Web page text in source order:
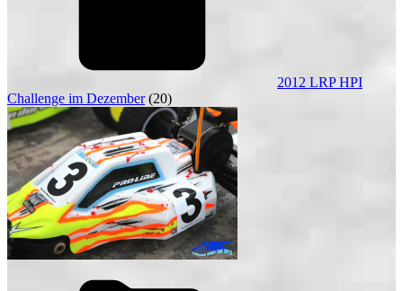
2012 LRP HPI
Challenge im Dezember (20)